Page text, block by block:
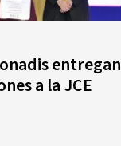
entregan
a la JCE